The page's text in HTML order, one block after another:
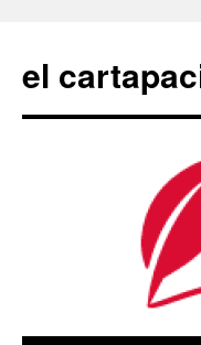
contenido
el